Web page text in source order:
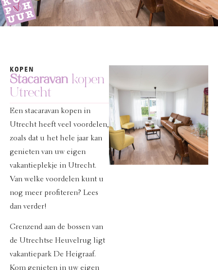
KOPEN
Stacaravan kopen
Utrecht
Een stacaravan kopen in
Utrecht heeft veel voordelen,
zoals dat u het hele jaar kan
genieten van uw eigen
vakantieplekje in Utrecht.
Van welke voordelen kunt u
nog meer profiteren? Lees
dan verder!
Grenzend aan de bossen van
de Utrechtse Heuvelrug ligt
vakantiepark De Heigraaf.
Kom genieten in uw eigen